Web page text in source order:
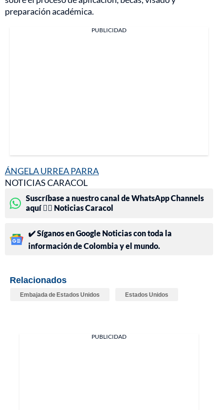
preparación académica.
PUBLICIDAD
ÁNGELA URREA PARRA
NOTICIAS CARACOL
Suscríbase a nuestro canal de WhatsApp Channels
aquí 👉🏻 Noticias Caracol
✔️ Síganos en Google Noticias con toda la
información de Colombia y el mundo.
Relacionados
Embajada de Estados Unidos Estados Unidos
PUBLICIDAD